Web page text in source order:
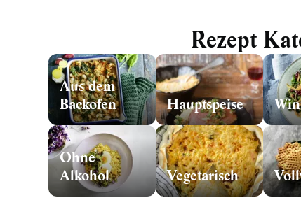
Rezept
Aus dem
Backofen
Hauptspeise
Ohne
Alkohol
Vegetarisch